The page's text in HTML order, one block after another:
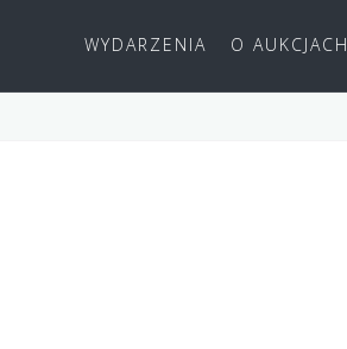
WYDARZENIA O AUKCJACH